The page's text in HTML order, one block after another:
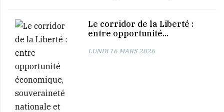
Le corridor de la Liberté :
entre opportunité...
LUNDI 16 MARS 2026